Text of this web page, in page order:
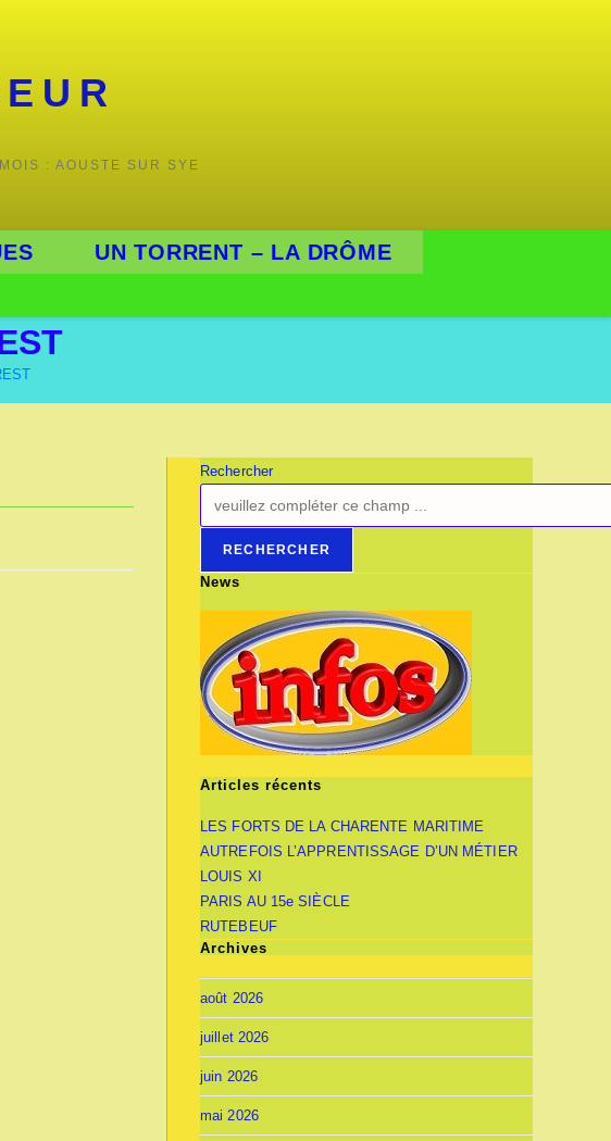
: AOUSTE SUR SYE
UN TORRENT – LA DRÔME
Rechercher
RECHERCHER
News
Articles récents
LES FORTS DE LA CHARENTE MARITIME
AUTREFOIS L’APPRENTISSAGE D’UN MÉTIER
LOUIS XI
PARIS AU 15e SIÈCLE
RUTEBEUF
Archives
août 2026
juillet 2026
juin 2026
mai 2026